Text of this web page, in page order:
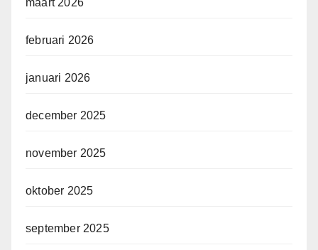
maart 2026
februari 2026
januari 2026
december 2025
november 2025
oktober 2025
september 2025